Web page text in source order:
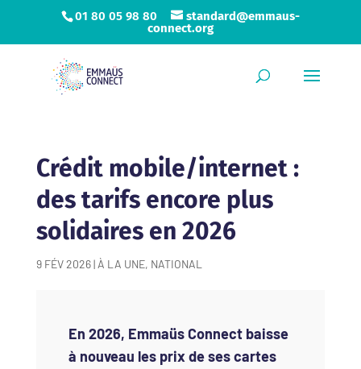
01 80 05 98 80
standard@emmaus-
connect.org
Crédit mobile/internet :
des tarifs encore plus
solidaires en 2026
9 FÉV 2026| À LA UNE, NATIONAL
En 2026, Emmaüs Connect baisse
à nouveau les prix de ses cartes